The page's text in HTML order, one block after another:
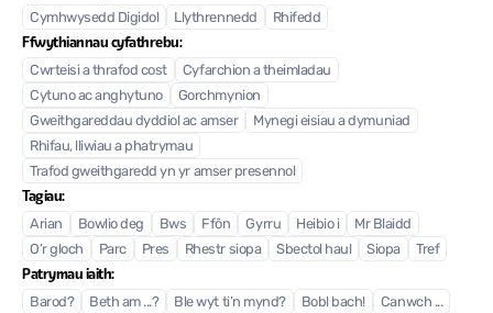
Cymhwysedd Digidol Llythrennedd Rhifedd
Ffwythiannau cyfathrebu:
Cwrteisi a thrafod cost
Cyfarchion a theimladau
Cytuno ac anghytuno
Gorchmynion
Gweithgareddau dyddiol ac amser
Mynegi eisiau a dymuniad
Rhifau, lliwiau a phatrymau
Trafod gweithgaredd yn yr amser presennol
Tagiau:
Arian Bowlio deg Bws Ffôn Gyrru Heibio i
Mr Blaidd
O’r gloch
Parc Pres Rhestr siopa Sbectol haul Siopa Tref
Patrymau iaith:
Barod? Beth am ...? Ble wyt ti’n mynd? Bobl bach!
Canwch ...